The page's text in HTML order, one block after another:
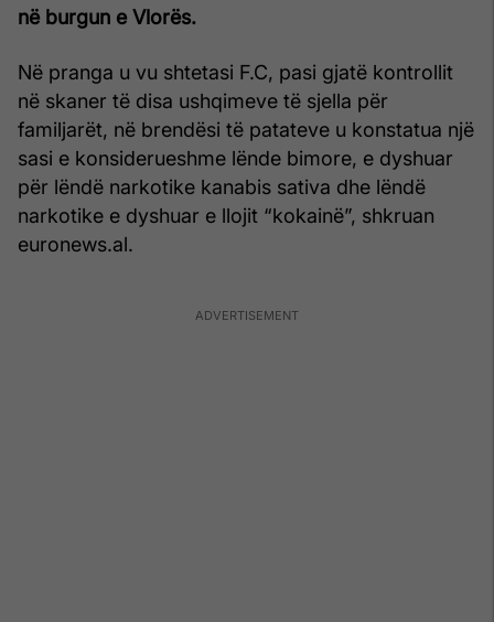
në burgun e Vlorës.
Në pranga u vu shtetasi F.C, pasi gjatë kontrollit
në skaner të disa ushqimeve të sjella për
familjarët, në brendësi të patateve u konstatua një
sasi e konsiderueshme lënde bimore, e dyshuar
për lëndë narkotike kanabis sativa dhe lëndë
narkotike e dyshuar e llojit “kokainë”, shkruan
euronews.al.